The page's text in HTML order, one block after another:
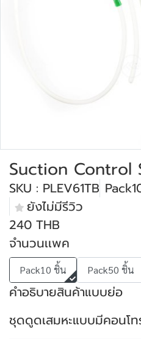
Suction Control
SKU : PLEV61TB
ยังไม่มีรีวิว
240 THB
จำนวนเเพค
Pack10 ชิ้น Pack50 ชิ้น
คำอธิบายสินค้าแบบย่อ
ชุดดูดเสมหะแบบมีคอนโท